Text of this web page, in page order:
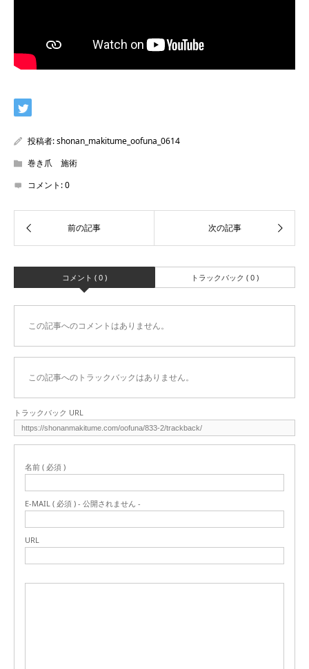
投稿者:shonan_makitume_oofuna_0614
巻き爪 施術
コメント:0
コメント ( 0 ) トラックバック ( 0 )
この記事へのコメントはありません。
この記事へのトラックバックはありません。
トラックバック URL
名前 ( 必須 )
E-MAIL ( 必須 ) - 公開されません -
URL